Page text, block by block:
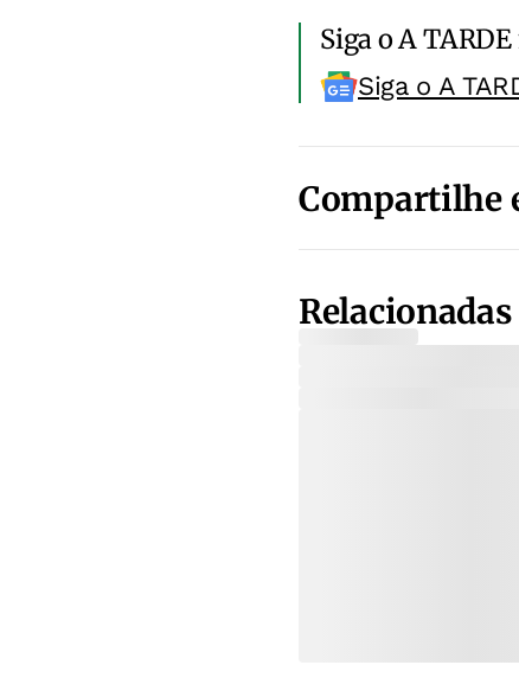
Siga o A
Siga o A
Compartilhe
Relacionadas